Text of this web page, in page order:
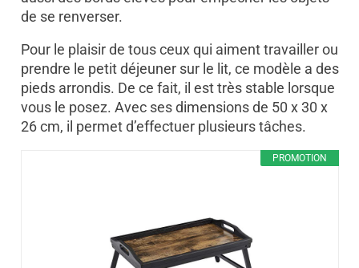
de se renverser.
Pour le plaisir de tous ceux qui aiment travailler ou
prendre le petit déjeuner sur le lit, ce modèle a des
pieds arrondis. De ce fait, il est très stable lorsque
vous le posez. Avec ses dimensions de 50 x 30 x
26 cm, il permet d’effectuer plusieurs tâches.
PROMOTION